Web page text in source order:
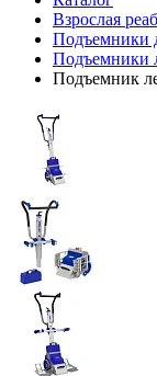
Взрослая
Подъемники
Подъемники
Подъемник